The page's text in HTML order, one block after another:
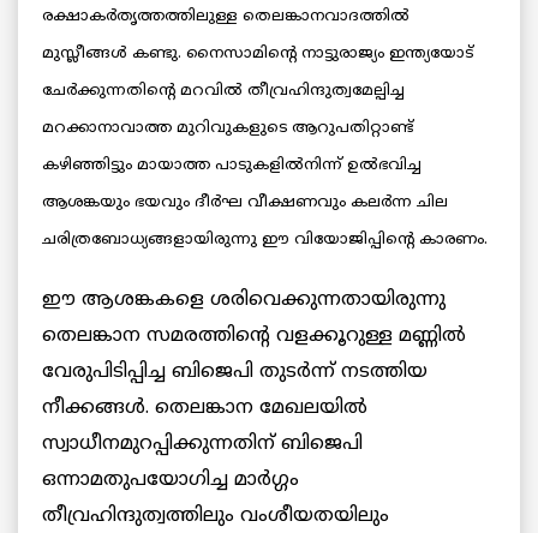
രക്ഷാകര്‍തൃത്തത്തിലുള്ള തെലങ്കാനവാദത്തില്‍
മുസ്ലീങ്ങള്‍ കണ്ടു. നൈസാമിന്റെ നാട്ടുരാജ്യം ഇന്ത്യയോട്
ചേര്‍ക്കുന്നതിന്റെ മറവില്‍ തീവ്രഹിന്ദുത്വമേല്പിച്ച
മറക്കാനാവാത്ത മുറിവുകളുടെ ആറുപതിറ്റാണ്ട്
കഴിഞ്ഞിട്ടും മായാത്ത പാടുകളില്‍നിന്ന് ഉല്‍ഭവിച്ച
ആശങ്കയും ഭയവും ദീര്‍ഘ വീക്ഷണവും കലര്‍ന്ന ചില
ചരിത്രബോധ്യങ്ങളായിരുന്നു ഈ വിയോജിപ്പിന്റെ കാരണം.
ഈ ആശങ്കകളെ ശരിവെക്കുന്നതായിരുന്നു
തെലങ്കാന സമരത്തിന്റെ വളക്കൂറുള്ള മണ്ണില്‍
വേരുപിടിപ്പിച്ച ബിജെപി തുടര്‍ന്ന് നടത്തിയ
നീക്കങ്ങള്‍. തെലങ്കാന മേഖലയില്‍
സ്വാധീനമുറപ്പിക്കുന്നതിന് ബിജെപി
ഒന്നാമതുപയോഗിച്ച മാര്‍ഗ്ഗം
തീവ്രഹിന്ദുത്വത്തിലും വംശീയതയിലും